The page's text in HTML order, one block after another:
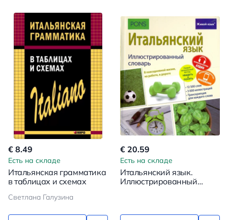
€ 8.49
Есть на складе
Итальянская грамматика
в таблицах и схемах
Светлана Галузина
€ 20.59
Есть на складе
Итальянский язык.
Иллюстрированный